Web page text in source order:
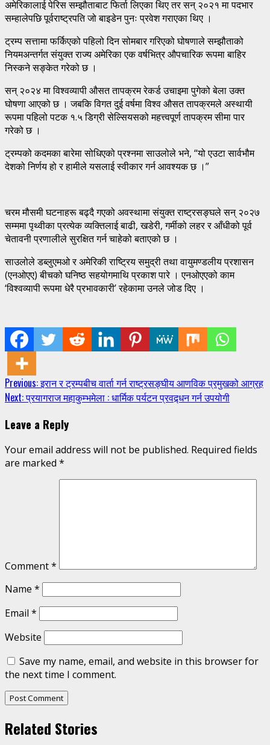
अमेरिकालाई पेरिस सम्झौताबाट फिर्ता लिएका थिए तर सन् २०२१ मा पदभार
सम्हालेपछि पूर्वराष्ट्रपति जो बाइडेन पुनः प्रवेश गराएका थिए ।
ट्रम्प सत्तामा फर्किएको पहिलो दिन सोमबार गरिएको घोषणाले सम्झौताको
नियमअन्तर्गत संयुक्त राज्य अमेरिका एक वर्षभित्र औपचारिक रूपमा बाहिर
निस्कने सङ्केत गरेको छ ।
सन् २०२४ मा विश्वव्यापी औसत तापक्रम रेकर्ड उचाइमा पुगेको बेला उक्त
घोषणा आएको छ । जबकि विगत दुई वर्षमा विश्व औसत तापक्रमले अस्थायी
रूपमा पहिलो पटक १.५ डिग्री सेल्सियसको महत्त्वपूर्ण तापक्रम सीमा पार
गरेको छ ।
ट्रम्पको कदमका बारेमा सोधिएको प्रश्नमा साउलोले भने, “यो एउटा सार्वभौम
देशको निर्णय हो र हामीले यसलाई स्वीकार गर्न आवश्यक छ ।”
चरम मौसमी घटनाहरू बढ्दै गएको अवस्थामा संयुक्त राष्ट्रसङ्घले सन् २०२७
सम्ममा पृथ्वीका प्रत्येक व्यक्तिलाई बाढी, खडेरी, गर्मीको लहर र आँधीको पूर्व
चेतावनी प्रणालीले सुरक्षित गर्न चाहेको बताएको छ ।
साउलोले डब्लुएमओ र अमेरिकी राष्ट्रिय समुद्री तथा वायुमण्डलीय प्रशासन
(एनओएए) बीचको घनिष्ठ सहयोगमाथि प्रकाश पारे । एनओएएको काम
‘विश्वव्यापी रूपमा धेरै प्रभावकारी’ रहेकामा उनले जोड दिए ।
Continue
Reading
Previous:इरान र ट्रम्पबीच वार्ता गर्न राष्ट्रसङ्घीय आणविक प्रमुखको आग्रह
Next:प्रयागराज महाकुम्भमेला : धार्मिक पर्यटन प्रवद्र्धन गर्न उपयोगी
Leave a Reply
Your email address will not be published. Required fields
are marked *
Comment*
Name *
Email *
Website
Save my name, email, and website in this browser for
the next time I comment.
Related Stories